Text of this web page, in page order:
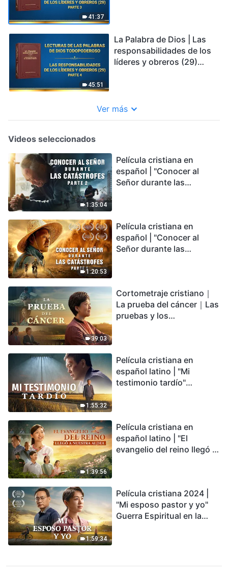
41:37
45:51
La Palabra de Dios | Las
responsabilidades de los
líderes y obreros (29)
Ver más
Videos seleccionados
1:35:04
Película cristiana en
español | "Conocer al
Señor durante las
podemos sobrevivir?
1:20:53
Película cristiana en
español | "Conocer al
Señor durante las
encontrarás refugio?
39:03
Cortometraje cristiano｜
La prueba del cáncer｜Las
pruebas y los
1:55:32
Película cristiana en
español latino | "Mi
testimonio tardío"
conmovedor
1:39:56
Película cristiana en
español latino | "El
evangelio del reino llegó a
1:59:34
Película cristiana 2024 |
"Mi esposo pastor y yo"
Guerra Espiritual en la